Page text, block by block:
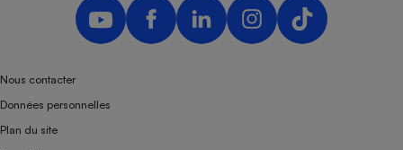
Nous contacter
Données personnelles
Plan du site